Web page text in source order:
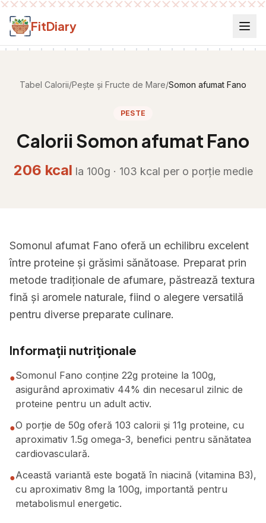
Salt la conținut
FitDiary
Tabel Calorii/Pește și Fructe de Mare/Somon afumat Fano
PESTE
Calorii Somon afumat Fano
206 kcal la 100g · 103 kcal per o porție medie
Somonul afumat Fano oferă un echilibru excelent
între proteine și grăsimi sănătoase. Preparat prin
metode tradiționale de afumare, păstrează textura
fină și aromele naturale, fiind o alegere versatilă
pentru diverse preparate culinare.
Informații nutriționale
●Somonul Fano conține 22g proteine la 100g,
asigurând aproximativ 44% din necesarul zilnic de
proteine pentru un adult activ.
●O porție de 50g oferă 103 calorii și 11g proteine, cu
aproximativ 1.5g omega-3, benefici pentru sănătatea
cardiovasculară.
●Această variantă este bogată în niacină (vitamina B3),
cu aproximativ 8mg la 100g, importantă pentru
metabolismul energetic.